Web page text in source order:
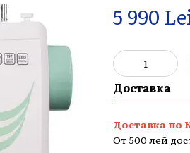
5 990
Доставка
Доставка по
От 500 лей